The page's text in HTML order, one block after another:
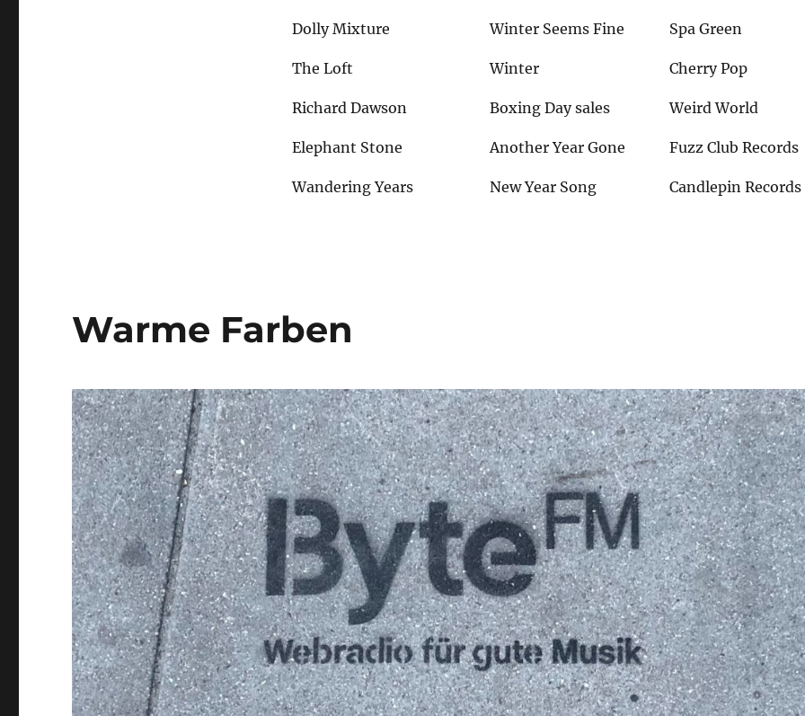
Dolly Mixture Winter Seems Fine Spa Green
The Loft Winter Cherry Pop
Richard Dawson Boxing Day sales Weird World
Elephant Stone Another Year Gone Fuzz Club Records
Wandering Years New Year Song Candlepin Records
Warme Farben